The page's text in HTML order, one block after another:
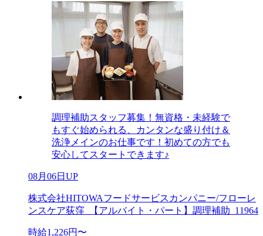
調理補助スタッフ募集！無資格・未経験で
もすぐ始められる、カンタンな盛り付け＆
洗浄メインのお仕事です！初めての方でも
安心してスタートできます♪
08月06日UP
株式会社HITOWAフードサービスカンパニー/フローレ
ンスケア荻窪_【アルバイト・パート】調理補助_11964
時給1,226円〜